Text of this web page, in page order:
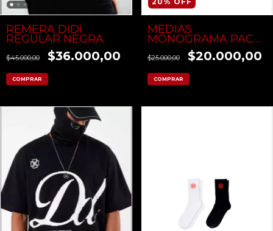
REMERA DIDI
REGULAR NEGRA
$45.000,00 $36.000,00
COMPRAR
MEDIAS
MONOGRAMA PACK
$25.000,00 $20.000,00
COMPRAR